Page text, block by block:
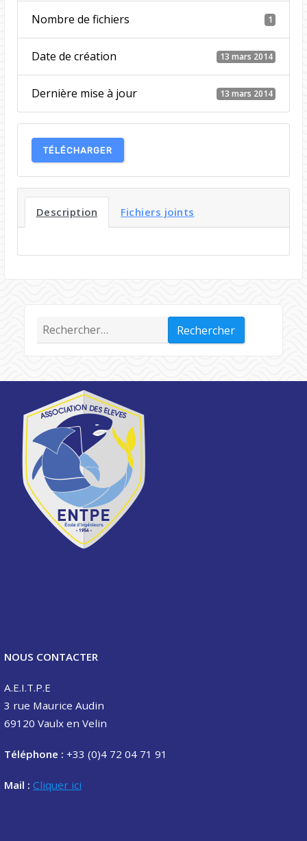
Nombre de fichiers 1
Date de création 13 mars 2014
Dernière mise à jour 13 mars 2014
TÉLÉCHARGER
Description Fichiers joints
Rechercher :
NOUS CONTACTER
A.E.I.T.P.E
3 rue Maurice Audin
69120 Vaulx en Velin
Téléphone : +33 (0)4 72 04 71 91
Mail : Cliquer ici